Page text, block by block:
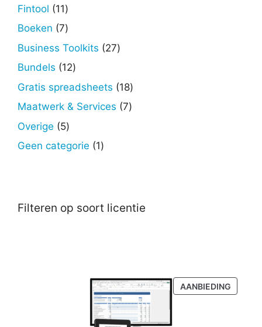
Fintool 1111
producten
Boeken 77
producten
Business Toolkits 2727
Bundels 1212
producten
Gratis spreadsheets 1818
producten
Maatwerk & Services 77
Overige 55
producten
Geen categorie 11
Filteren op soort licentie
AANBIEDING
IN